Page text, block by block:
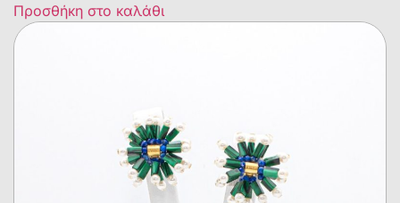
Προσθήκη στο καλάθι